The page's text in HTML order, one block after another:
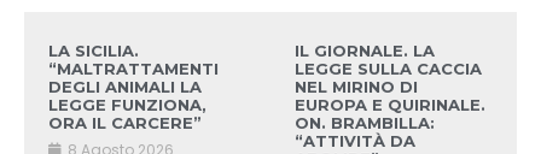
LA SICILIA.
“MALTRATTAMENTI
DEGLI ANIMALI LA
LEGGE FUNZIONA,
ORA IL CARCERE”
8 Agosto 2026
IL GIORNALE. LA
LEGGE SULLA CACCIA
NEL MIRINO DI
EUROPA E QUIRINALE.
ON. BRAMBILLA:
“ATTIVITÀ DA